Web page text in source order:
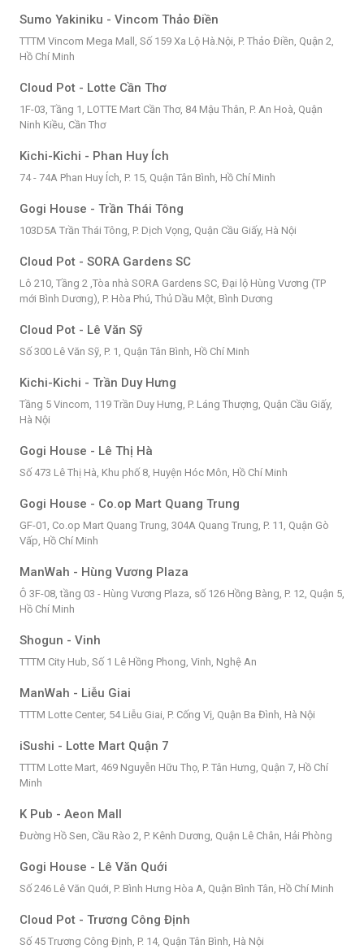
Sumo Yakiniku - Vincom Thảo Điền
TTTM Vincom Mega Mall, Số 159 Xa Lộ Hà.Nội, P. Thảo Điền, Quận 2,
Hồ Chí Minh
Cloud Pot - Lotte Cần Thơ
1F-03, Tầng 1, LOTTE Mart Cần Thơ, 84 Mậu Thân, P. An Hoà, Quận
Ninh Kiều, Cần Thơ
Kichi-Kichi - Phan Huy Ích
74 - 74A Phan Huy Ích, P. 15, Quận Tân Bình, Hồ Chí Minh
Gogi House - Trần Thái Tông
103D5A Trần Thái Tông, P. Dịch Vọng, Quận Cầu Giấy, Hà Nội
Cloud Pot - SORA Gardens SC
Lô 210, Tầng 2 ,Tòa nhà SORA Gardens SC, Đại lộ Hùng Vương (TP
mới Bình Dương), P. Hòa Phú, Thủ Dầu Một, Bình Dương
Cloud Pot - Lê Văn Sỹ
Số 300 Lê Văn Sỹ, P. 1, Quận Tân Bình, Hồ Chí Minh
Kichi-Kichi - Trần Duy Hưng
Tầng 5 Vincom, 119 Trần Duy Hưng, P. Láng Thượng, Quận Cầu Giấy,
Hà Nội
Gogi House - Lê Thị Hà
Số 473 Lê Thị Hà, Khu phố 8, Huyện Hóc Môn, Hồ Chí Minh
Gogi House - Co.op Mart Quang Trung
GF-01, Co.op Mart Quang Trung, 304A Quang Trung, P. 11, Quận Gò
Vấp, Hồ Chí Minh
ManWah - Hùng Vương Plaza
Ô 3F-08, tầng 03 - Hùng Vương Plaza, số 126 Hồng Bàng, P. 12, Quận 5,
Hồ Chí Minh
Shogun - Vinh
TTTM City Hub, Số 1 Lê Hồng Phong, Vinh, Nghệ An
ManWah - Liễu Giai
TTTM Lotte Center, 54 Liễu Giai, P. Cống Vị, Quận Ba Đình, Hà Nội
iSushi - Lotte Mart Quận 7
TTTM Lotte Mart, 469 Nguyễn Hữu Thọ, P. Tân Hưng, Quận 7, Hồ Chí
Minh
K Pub - Aeon Mall
Đường Hồ Sen, Cầu Rào 2, P. Kênh Dương, Quận Lê Chân, Hải Phòng
Gogi House - Lê Văn Quới
Số 246 Lê Văn Quới, P. Bình Hưng Hòa A, Quận Bình Tân, Hồ Chí Minh
Cloud Pot - Trương Công Định
Số 45 Trương Công Định, P. 14, Quận Tân Bình, Hà Nội